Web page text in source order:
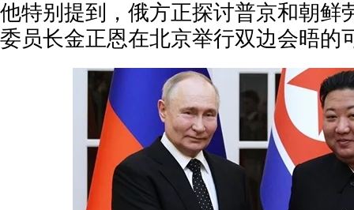
他特别提到，俄方正探讨普京和朝鲜
委员长金正恩在北京举行双边会晤的